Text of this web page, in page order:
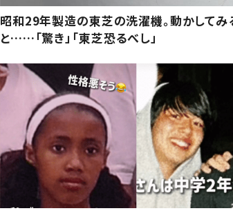
昭和29年製造の東芝の洗濯機。動かしてみ
と……「驚き」「東芝恐るべし」